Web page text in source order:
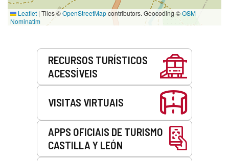
Leaflet | Tiles ©OpenStreetMapcontributors. Geocoding ©OSM
Nominatim
RECURSOS TURÍSTICOS
ACESSÍVEIS
VISITAS VIRTUAIS
APPS OFICIAIS DE TURISMO
CASTILLA Y LEÓN